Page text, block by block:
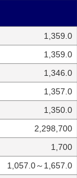
1,359.0
1,359.0
1,346.0
1,357.0
1,350.0
2,298,700
1,700
1,057.0～1,657.0